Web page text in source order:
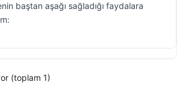
baştan aşağı sağladığı faydalara
(toplam 1)